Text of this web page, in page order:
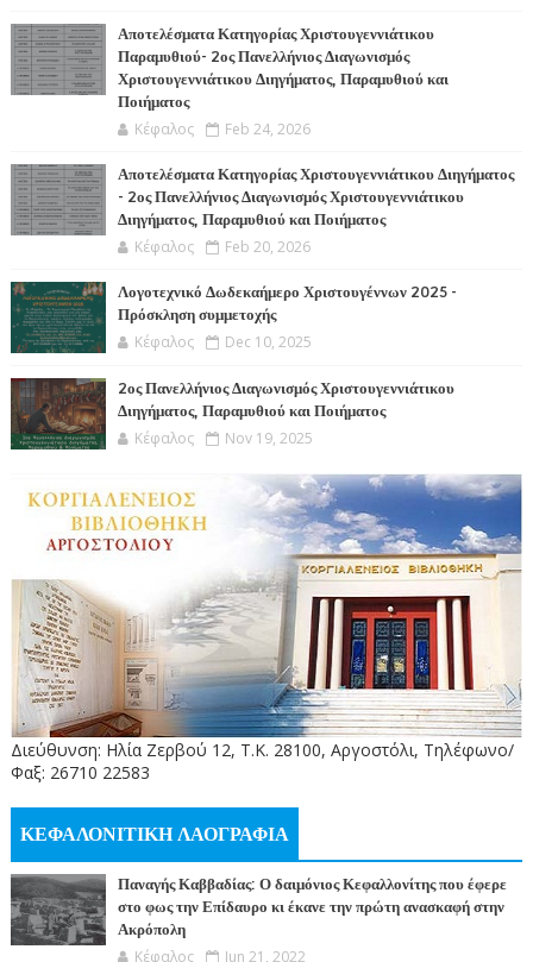
Αποτελέσματα Κατηγορίας Χριστουγεννιάτικου
Παραμυθιού- 2ος Πανελλήνιος Διαγωνισμός
Χριστουγεννιάτικου Διηγήματος, Παραμυθιού και
Ποιήματος
Κέφαλος Feb 24, 2026
Αποτελέσματα Κατηγορίας Χριστουγεννιάτικου Διηγήματος
- 2ος Πανελλήνιος Διαγωνισμός Χριστουγεννιάτικου
Διηγήματος, Παραμυθιού και Ποιήματος
Κέφαλος Feb 20, 2026
Λογοτεχνικό Δωδεκαήμερο Χριστουγέννων 2025 -
Πρόσκληση συμμετοχής
Κέφαλος Dec 10, 2025
2ος Πανελλήνιος Διαγωνισμός Χριστουγεννιάτικου
Διηγήματος, Παραμυθιού και Ποιήματος
Κέφαλος Nov 19, 2025
Διεύθυνση: Ηλία Ζερβού 12, Τ.Κ. 28100, Αργοστόλι, Τηλέφωνο/
Φαξ: 26710 22583
ΚΕΦΑΛΟΝΙΤΙΚΗ ΛΑΟΓΡΑΦΙΑ
Παναγής Καββαδίας: Ο δαιμόνιος Κεφαλλονίτης που έφερε
στο φως την Επίδαυρο κι έκανε την πρώτη ανασκαφή στην
Ακρόπολη
Κέφαλος Jun 21, 2022